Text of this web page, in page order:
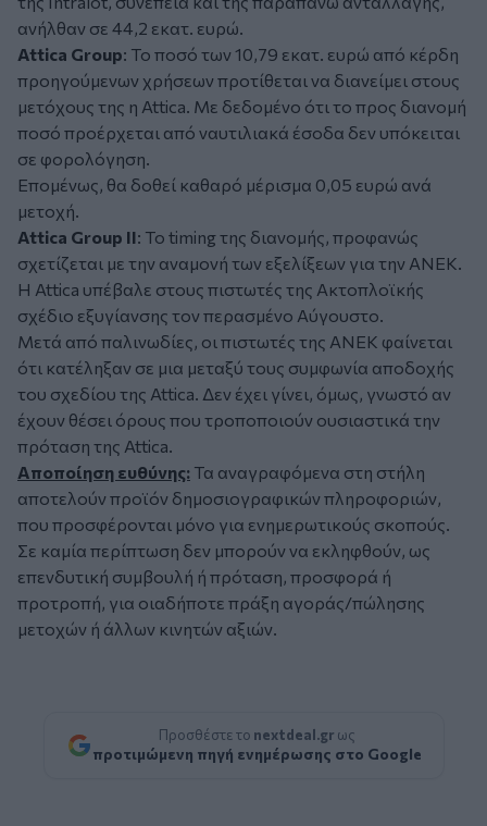
ανήλθαν σε 44,2 εκατ. ευρώ.
Attica Group: Το ποσό των 10,79 εκατ. ευρώ από κέρδη
προηγούμενων χρήσεων προτίθεται να διανείμει στους
μετόχους της η Attica. Με δεδομένο ότι το προς διανομή
ποσό προέρχεται από ναυτιλιακά έσοδα δεν υπόκειται
σε φορολόγηση.
Επομένως, θα δοθεί καθαρό μέρισμα 0,05 ευρώ ανά
μετοχή.
Attica Group II: Το timing της διανομής, προφανώς
σχετίζεται με την αναμονή των εξελίξεων για την ΑΝΕΚ.
Η Attica υπέβαλε στους πιστωτές της Ακτοπλοϊκής
σχέδιο εξυγίανσης τον περασμένο Αύγουστο.
Μετά από παλινωδίες, οι πιστωτές της ΑΝΕΚ φαίνεται
ότι κατέληξαν σε μια μεταξύ τους συμφωνία αποδοχής
του σχεδίου της Attica. Δεν έχει γίνει, όμως, γνωστό αν
έχουν θέσει όρους που τροποποιούν ουσιαστικά την
πρόταση της Attica.
Αποποίηση ευθύνης: Τα αναγραφόμενα στη στήλη
αποτελούν προϊόν δημοσιογραφικών πληροφοριών,
που προσφέρονται μόνο για ενημερωτικούς σκοπούς.
Σε καμία περίπτωση δεν μπορούν να εκληφθούν, ως
επενδυτική συμβουλή ή πρόταση, προσφορά ή
προτροπή, για οιαδήποτε πράξη αγοράς/πώλησης
μετοχών ή άλλων κινητών αξιών.
Προσθέστε το nextdeal.gr ως
προτιμώμενη πηγή ενημέρωσης στο Google